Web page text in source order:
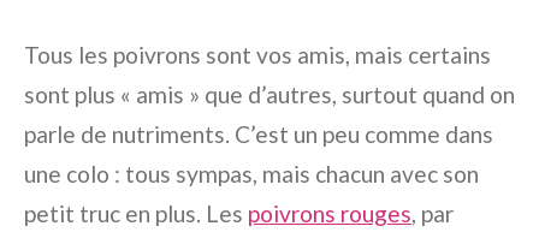
Tous les poivrons sont vos amis, mais certains
sont plus « amis » que d’autres, surtout quand on
parle de nutriments. C’est un peu comme dans
une colo : tous sympas, mais chacun avec son
petit truc en plus. Les poivrons rouges, par